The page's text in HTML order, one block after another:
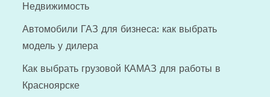
Недвижимость
Автомобили ГАЗ для бизнеса: как выбрать
модель у дилера
Как выбрать грузовой КАМАЗ для работы в
Красноярске